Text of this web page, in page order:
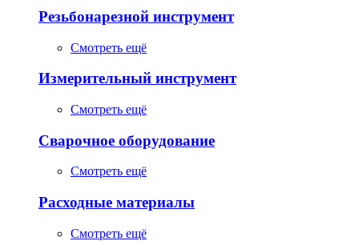
Резьбонарезной инструмент
Смотреть ещё
Измерительный инструмент
Смотреть ещё
Сварочное оборудование
Смотреть ещё
Расходные материалы
Смотреть ещё